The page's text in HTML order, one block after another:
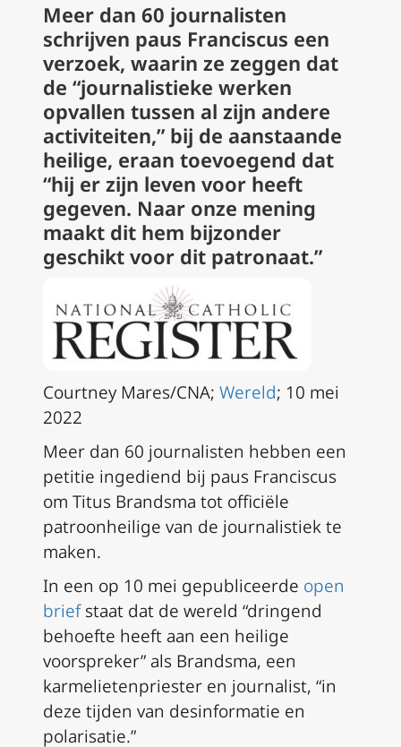
Meer dan 60 journalisten
schrijven paus Franciscus een
verzoek, waarin ze zeggen dat
de “journalistieke werken
opvallen tussen al zijn andere
activiteiten,” bij de aanstaande
heilige, eraan toevoegend dat
“hij er zijn leven voor heeft
gegeven. Naar onze mening
maakt dit hem bijzonder
geschikt voor dit patronaat.”
Courtney Mares/CNA; Wereld; 10 mei
2022
Meer dan 60 journalisten hebben een
petitie ingediend bij paus Franciscus
om Titus Brandsma tot officiële
patroonheilige van de journalistiek te
maken.
In een op 10 mei gepubliceerde open
briefstaat dat de wereld “dringend
behoefte heeft aan een heilige
voorspreker” als Brandsma, een
karmelietenpriester en journalist, “in
deze tijden van desinformatie en
polarisatie.”